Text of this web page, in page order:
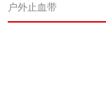
户外止血带